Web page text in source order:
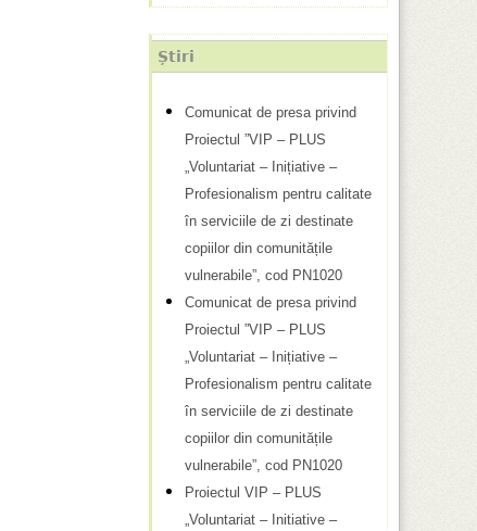
Știri
Comunicat de presa privind
Proiectul ”VIP – PLUS
„Voluntariat – Inițiative –
Profesionalism pentru calitate
în serviciile de zi destinate
copiilor din comunitățile
vulnerabile”, cod PN1020
Comunicat de presa privind
Proiectul ”VIP – PLUS
„Voluntariat – Inițiative –
Profesionalism pentru calitate
în serviciile de zi destinate
copiilor din comunitățile
vulnerabile”, cod PN1020
Proiectul VIP – PLUS
„Voluntariat – Initiative –